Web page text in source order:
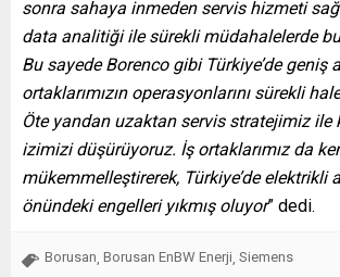
sonra sahaya inmeden servis hizmeti
data analitiği ile sürekli müdahalelerde
Bu sayede Borenco gibi Türkiye’de geniş
ortaklarımızın operasyonlarını sürekli
Öte yandan uzaktan servis stratejimiz ile
izimizi düşürüyoruz. İş ortaklarımız da
mükemmelleştirerek, Türkiye’de elektrikli
önündeki engelleri yıkmış oluyor” dedi.
Borusan Borusan EnBW Enerji Siemens